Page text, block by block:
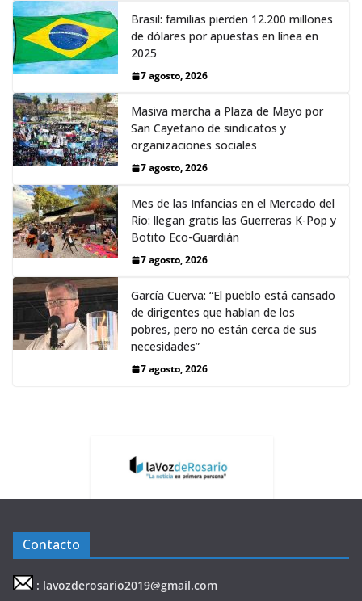
Brasil: familias pierden 12.200 millones
de dólares por apuestas en línea en
2025
7 agosto, 2026
Masiva marcha a Plaza de Mayo por
San Cayetano de sindicatos y
organizaciones sociales
7 agosto, 2026
Mes de las Infancias en el Mercado del
Río: llegan gratis las Guerreras K-Pop y
Botito Eco-Guardián
7 agosto, 2026
García Cuerva: “El pueblo está cansado
de dirigentes que hablan de los
pobres, pero no están cerca de sus
necesidades”
7 agosto, 2026
Contacto
: lavozderosario2019@gmail.com